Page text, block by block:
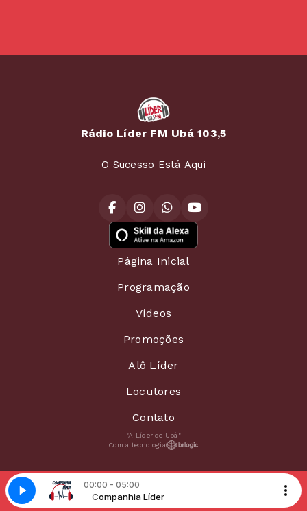
00:00 - 05:00
Companhia Líder
O SUCESSO ESTA AQUI!
Rádio Líder FM Ubá 103,5
O Sucesso Está Aqui
Página Inicial
Programação
Vídeos
Promoções
Alô Líder
Locutores
Contato
"A Líder de Ubá"
Com a tecnologia